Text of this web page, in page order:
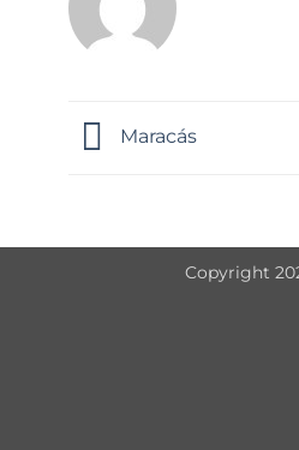
Maracás
Copyright